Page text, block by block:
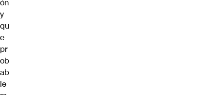
ón
y
qu
e
pr
ob
ab
le